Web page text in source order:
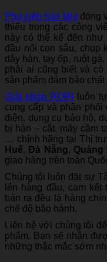
Phụ kiện hàn Mig đóng
thiếu trong các công
này có thể kể đến như
đầu nối con sâu, chụp
dây hàn, tay ốp, ruột
phải ai cũng biết và
sản phẩm đảm bảo
Giải pháp RORI
luôn
cung cấp và phân phối
điện, dụng cụ bảo hộ,
bị hàn – cắt, máy cầm
… chính hãng tại Thị
Huế,Đà Nẵng, Quảng
giao hàng trên toàn
Chúng tôi luôn đặt sự
lên hàng đầu, cam
bán ra đều là hàng
chế độ bảo hành.
Liên hệ với chúng tôi
phẩm. Bạn sẽ nhận
những thắc mắc sớm